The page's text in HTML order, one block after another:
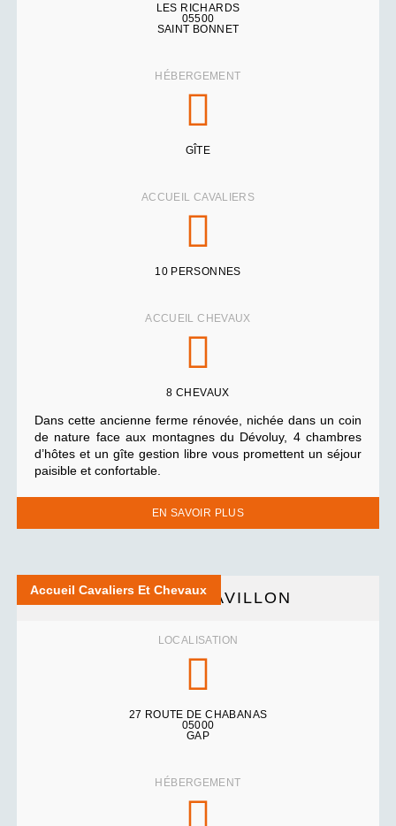
LES RICHARDS
05500
SAINT BONNET
HÉBERGEMENT
GÎTE
ACCUEIL CAVALIERS
10 PERSONNES
ACCUEIL CHEVAUX
8 CHEVAUX
Dans cette ancienne ferme rénovée, nichée dans un coin
de nature face aux montagnes du Dévoluy, 4 chambres
d’hôtes et un gîte gestion libre vous promettent un séjour
paisible et confortable.
EN SAVOIR PLUS
Accueil Cavaliers Et Chevaux
HÔTEL LE PAVILLON
LOCALISATION
27 ROUTE DE CHABANAS
05000
GAP
HÉBERGEMENT